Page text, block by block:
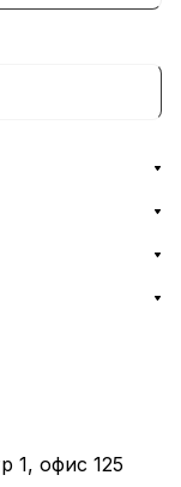
1, офис 125